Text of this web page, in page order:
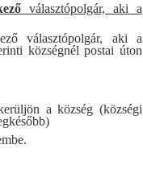
választópolgár, aki a
választópolgár, aki a
községnél postai úton
a község (községi